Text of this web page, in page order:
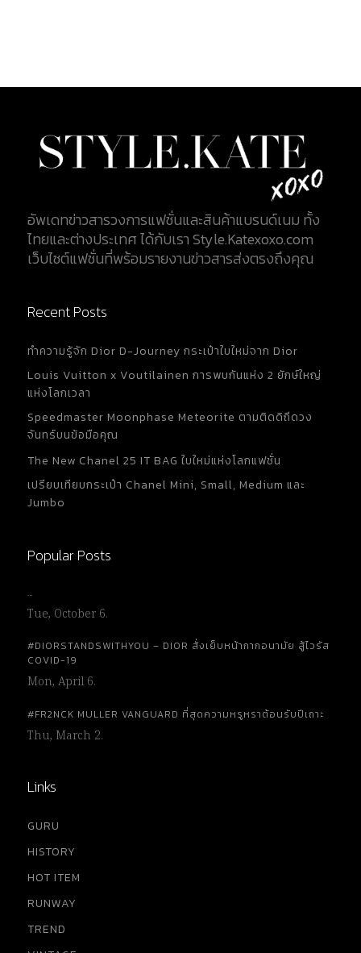
อัพเดทข่าวสารวงการแฟชั่นและสินค้าแบรนด์เนม ทั้ง
ไทยและต่างประเทศ ได้กับเรา Style.Katexoxo.com
เว็บไซต์แฟชั่นที่พร้อมรายงานข่าวสารส่งตรงถึงคุณ
Recent Posts
ทำความรู้จัก Dior D-Journey กระเป๋าใบใหม่จาก Dior
Louis Vuitton x Voutilainen การพบกันแห่ง 2 ยักษ์ใหญ่
แห่งโลกเวลา
Speedmaster Moonphase Meteorite ตามติดดิถีดวง
จันทร์บนข้อมือคุณ
The New Chanel 25 IT BAG ใบใหม่แห่งโลกแฟชั่น
เปรียบเทียบกระเป๋า Chanel Mini, Small, Medium และ
Jumbo
Popular Posts
…
Tue, October 6.
#DIORSTANDSWITHYOU – DIOR สั่งเย็บหน้ากากอนามัย สู้ไวรัส
COVID-19
Mon, April 6.
#FR2NCK MULLER VANGUARD ที่สุดความหรูหราต้อนรับปีเถาะ
Thu, March 2.
Links
GURU
HISTORY
HOT ITEM
RUNWAY
TREND